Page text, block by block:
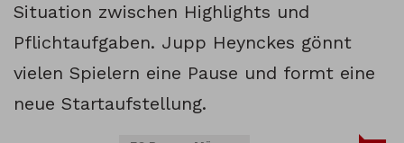
Situation zwischen Highlights und
Pflichtaufgaben. Jupp Heynckes gönnt
vielen Spielern eine Pause und formt eine
neue Startaufstellung.